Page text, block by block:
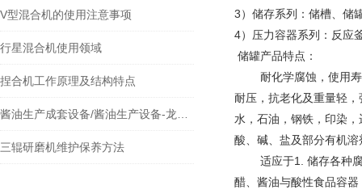
V型混合机的使用注意事项
行星混合机使用领域
捏合机工作原理及结构特点
三辊研磨机维护保养方法
3）储存系列：储槽、储
4）压力容器系列：反应
储罐产品特点：
耐化学腐蚀，使用寿
耐压，抗老化及重量轻
水，石油，钢铁，印染
酸、碱、盐及部分有机
适应于1. 储存各种腐
醋、酱油与酸性食品容